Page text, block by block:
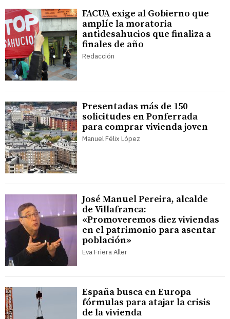
FACUA exige al Gobierno que
amplíe la moratoria
antidesahucios que finaliza a
finales de año
Redacción
Presentadas más de 150
solicitudes en Ponferrada
para comprar vivienda joven
Manuel Félix López
José Manuel Pereira, alcalde
de Villafranca:
«Promoveremos diez viviendas
en el patrimonio para asentar
población»
Eva Friera Aller
España busca en Europa
fórmulas para atajar la crisis
de la vivienda